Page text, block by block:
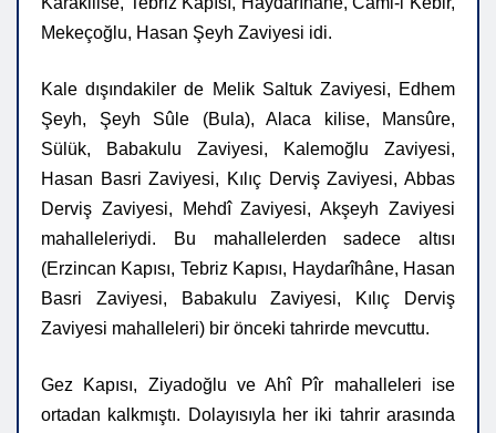
Mekeçoğlu, Hasan Şeyh Zaviyesi idi.
Kale dışındakiler de Melik Saltuk Zaviyesi, Edhem
Şeyh, Şeyh Sûle (Bula), Alaca kilise, Mansûre,
Sülük, Babakulu Zaviyesi, Kalemoğlu Zaviyesi,
Hasan Basri Zaviyesi, Kılıç Derviş Zaviyesi, Abbas
Derviş Zaviyesi, Mehdî Zaviyesi, Akşeyh Zaviyesi
mahalleleriydi. Bu mahallelerden sadece altısı
(Erzincan Kapısı, Tebriz Kapısı, Haydarîhâne, Hasan
Basri Zaviyesi, Babakulu Zaviyesi, Kılıç Derviş
Zaviyesi mahalleleri) bir önceki tahrirde mevcuttu.
Gez Kapısı, Ziyadoğlu ve Ahî Pîr mahalleleri ise
ortadan kalkmıştı. Dolayısıyla her iki tahrir arasında